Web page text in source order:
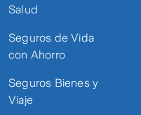
Salud
Seguros de Vida
con Ahorro
Seguros Bienes y
Viaje